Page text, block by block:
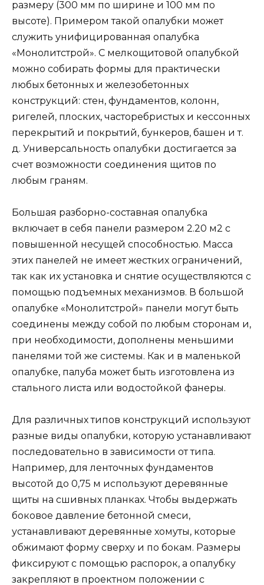
размеру (300 мм по ширине и 100 мм по
высоте). Примером такой опалубки может
служить унифицированная опалубка
«Монолитстрой». С мелкощитовой опалубкой
можно собирать формы для практически
любых бетонных и железобетонных
конструкций: стен, фундаментов, колонн,
ригелей, плоских, часторебристых и кессонных
перекрытий и покрытий, бункеров, башен и т.
д. Универсальность опалубки достигается за
счет возможности соединения щитов по
любым граням.
Большая разборно-составная опалубка
включает в себя панели размером 2.20 м2 с
повышенной несущей способностью. Масса
этих панелей не имеет жестких ограничений,
так как их установка и снятие осуществляются с
помощью подъемных механизмов. В большой
опалубке «Монолитстрой» панели могут быть
соединены между собой по любым сторонам и,
при необходимости, дополнены меньшими
панелями той же системы. Как и в маленькой
опалубке, палуба может быть изготовлена из
стального листа или водостойкой фанеры.
Для различных типов конструкций используют
разные виды опалубки, которую устанавливают
последовательно в зависимости от типа.
Например, для ленточных фундаментов
высотой до 0,75 м используют деревянные
щиты на сшивных планках. Чтобы выдержать
боковое давление бетонной смеси,
устанавливают деревянные хомуты, которые
обжимают форму сверху и по бокам. Размеры
фиксируют с помощью распорок, а опалубку
закрепляют в проектном положении с